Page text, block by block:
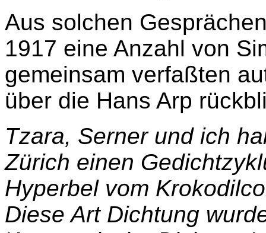
Aus solchen
1917 eine Anzahl von
gemeinsam verfaßten
über die Hans Arp
Tzara, Serner und ich
Zürich einen
Hyperbel vom
Diese Art Dichtung